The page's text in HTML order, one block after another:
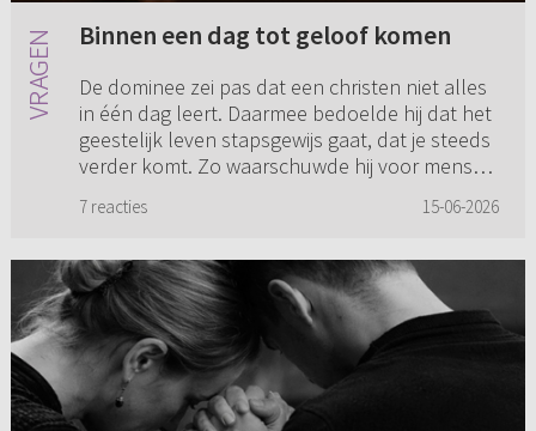
Binnen een dag tot geloof komen
De dominee zei pas dat een christen niet alles
in één dag leert. Daarmee bedoelde hij dat het
geestelijk leven stapsgewijs gaat, dat je steeds
verder komt. Zo waarschuwde hij voor mensen
7 reacties 15-06-2026